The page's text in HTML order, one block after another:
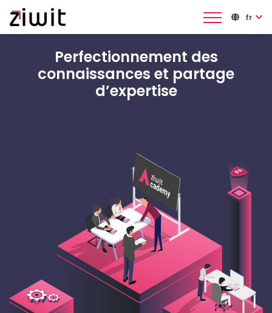
fr
Perfectionnement des
connaissances et partage
d’expertise
Panneau de gestion des cookies